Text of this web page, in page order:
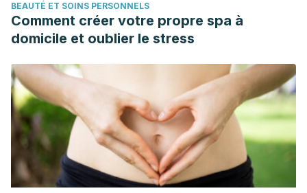
content/uploads/2015/04/celulitis_lo_ultimo.pdf
Abudayeh, Z. H., Al Khalifa, I. I., Mohammed, S. M., & Ahmad,
activities of pomelo peel extract.
Pharmacognosy
Research
(3), 244.
De Araújo Magalhães, M., Araújo, M. B., de Castro Almeida,
C. C., Júnior, J. L. F., & Neto, E. M. R. (2019). VITAMINA CE
SEUS BENEFÍCIOS NA PREVENÇÃO DO ENVELHECIMENTO
CUTÂNEO: REVISÃO DE LITERATURA.
Mostra Científica da
Farmácia
6(1).
BEAUTÉ ET SOINS PERSONNELS
Comment créer votre propre spa à
domicile et oublier le stress